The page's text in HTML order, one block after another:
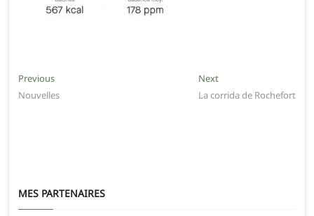
Navigation
de
PreviousPrevious
post:
Nouvelles
NextNext
post:
La corrida de Rochefort
MES PARTENAIRES